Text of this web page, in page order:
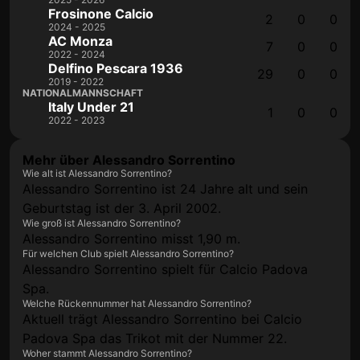
Frosinone Calcio
2024 - 2025 2 0
0
AC Monza
2022 - 2024 7 0
0
Delfino Pescara 1936
2019 - 2022 29 0 0
NATIONALMANNSCHAFT
Italy Under 21
2022 - 2023 1 0 0
Mehr über Alessandro Sorrentino
Wie alt ist Alessandro Sorrentino?
Alessandro Sorrentino ist 24 Jahre alt und sein
Geburtstag ist der 3. April 2002.
Wie groß ist Alessandro Sorrentino?
Alessandro Sorrentino misst 1,90 m.
Für welchen Club spielt Alessandro Sorrentino?
Alessandro Sorrentino spielt für Calcio Padova
Spa.
Welche Rückennummer hat Alessandro Sorrentino?
Aktuell trägt Alessandro Sorrentino bei Calcio
Padova Spa das Trikot mit der Nummer 22.
Woher stammt Alessandro Sorrentino?